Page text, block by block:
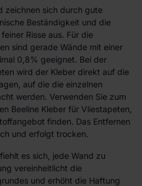
zeichnen sich durch gute
Beständigkeit und die
Risse aus. Für die
sind gerade Wände mit einer
0,8% geeignet. Bei der
wird der Kleber direkt auf die
auf die die einzelnen
werden. Verwenden Sie zum
Beeline Kleber für Vliestapeten,
finden. Das Entfernen
und erfolgt trocken.
es sich, jede Wand zu
vereinheitlicht die
und erhöht die Haftung